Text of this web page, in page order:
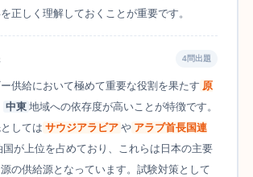
正しく理解しておくことが重要です。
4問出題
供給において極めて重要な役割を果たす 原
中東 地域への依存度が高いことが特徴です。
しては サウジアラビア や アラブ首長国連
国が上位を占めており、これらは日本の主要
の供給源となっています。試験対策として